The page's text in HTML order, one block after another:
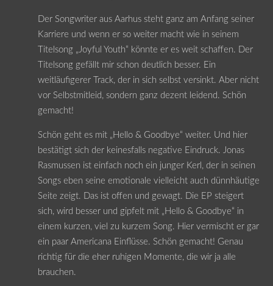
Der Songwriter aus Aarhus steht ganz am Anfang seiner
Karriere und wenn er so weiter macht wie in seinem
Titelsong „Joyful Youth“ könnte er es weit schaffen. Der
Titelsong gefällt mir schon deutlich besser. Ein
weitläufigerer Track, der in sich selbst versinkt. Aber nicht
vor Selbstmitleid, sondern ganz dezent leidend. Schön
gemacht!
Schön geht es mit „Hello & Goodbye“ weiter. Und hier
bestätigt sich der keinesfalls negative Eindruck. Jonas
Rasmussen ist einfach noch ein junger Kerl, der in seinen
Songs eben seine emotionale vielleicht auch dünnhäutige
Seite zeigt. Das ist offen und gewagt. Die EP steigert
sich, wird besser und gipfelt mit „Hello & Goodbye“ in
einem kurzen, viel zu kurzem Song. Hier vermischt er gar
ein paar Americana Einflüsse. Schön gemacht! Genau
richtig für die eher ruhigen Momente, die wir ja alle
brauchen.